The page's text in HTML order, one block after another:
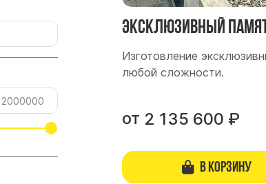
Эксклюзивный
Изготовление
любой сложности.
от 2 135 600 ₽
В корзину